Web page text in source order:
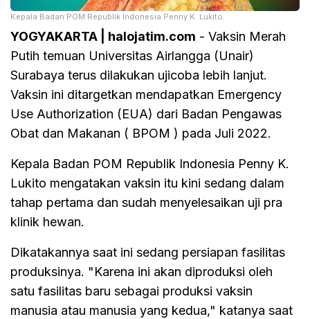
Kepala Badan POM Republik Indonesia Penny K. Lukito.
YOGYAKARTA | halojatim.com - Vaksin Merah
Putih temuan Universitas Airlangga (Unair)
Surabaya terus dilakukan ujicoba lebih lanjut.
Vaksin ini ditargetkan mendapatkan Emergency
Use Authorization (EUA) dari Badan Pengawas
Obat dan Makanan ( BPOM ) pada Juli 2022.
Kepala Badan POM Republik Indonesia Penny K.
Lukito mengatakan vaksin itu kini sedang dalam
tahap pertama dan sudah menyelesaikan uji pra
klinik hewan.
Dikatakannya saat ini sedang persiapan fasilitas
produksinya. "Karena ini akan diproduksi oleh
satu fasilitas baru sebagai produksi vaksin
manusia atau manusia yang kedua," katanya saat